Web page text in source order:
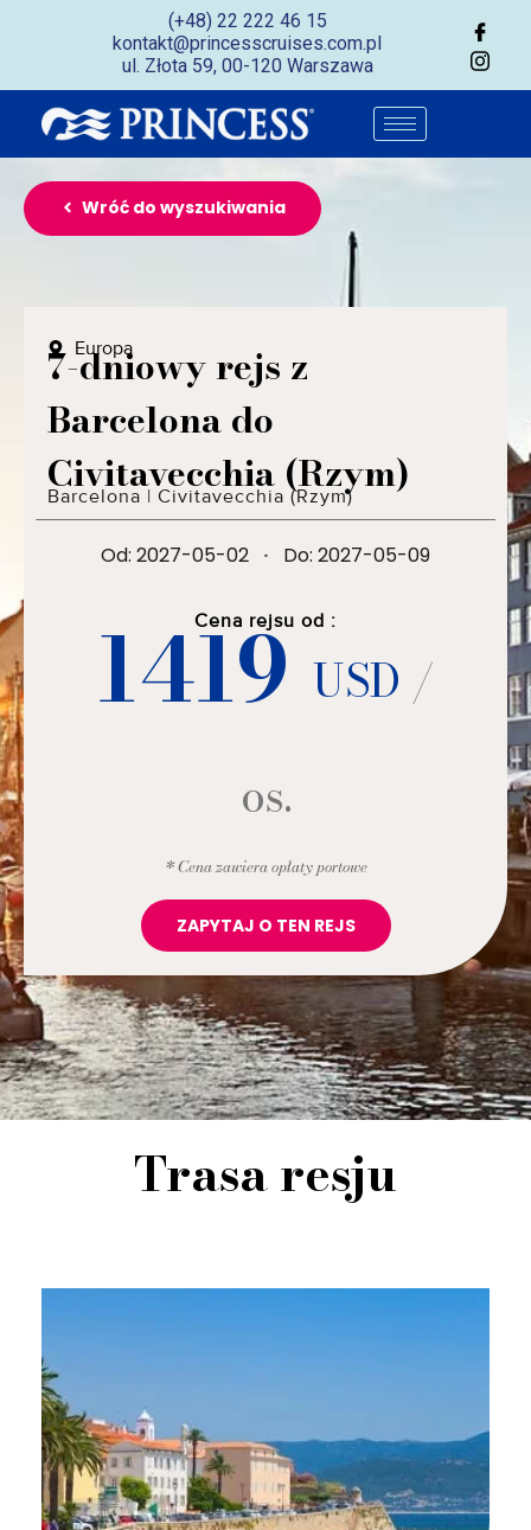
(+48) 22 222 46 15
kontakt@princesscruises.com.pl
ul. Złota 59, 00-120 Warszawa
Wróć do wyszukiwania
Europa
7-dniowy rejs z
Barcelona do
Civitavecchia (Rzym)
Barcelona | Civitavecchia (Rzym)
Od: 2027-05-02 · Do: 2027-05-09
Cena rejsu od :
1419USD /
os.
* Cena zawiera opłaty portowe
ZAPYTAJ O TEN REJS
Trasa resju